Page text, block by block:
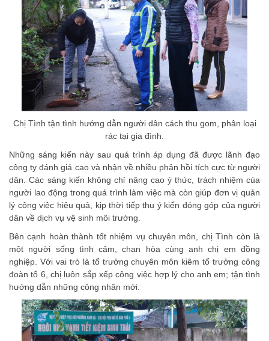
Chị Tình tận tình hướng dẫn người dân cách thu gom, phân loại
rác tại gia đình.
Những sáng kiến này sau quá trình áp dụng đã được lãnh đạo
công ty đánh giá cao và nhận về nhiều phản hồi tích cực từ người
dân. Các sáng kiến không chỉ nâng cao ý thức, trách nhiệm của
người lao động trong quá trình làm việc mà còn giúp đơn vị quản
lý công việc hiệu quả, kịp thời tiếp thu ý kiến đóng góp của người
dân về dịch vụ vệ sinh môi trường.
Bên cạnh hoàn thành tốt nhiệm vụ chuyên môn, chị Tình còn là
một người sống tình cảm, chan hòa cùng anh chị em đồng
nghiệp. Với vai trò là tổ trưởng chuyên môn kiêm tổ trưởng công
đoàn tổ 6, chị luôn sắp xếp công việc hợp lý cho anh em; tận tình
hướng dẫn những công nhân mới.